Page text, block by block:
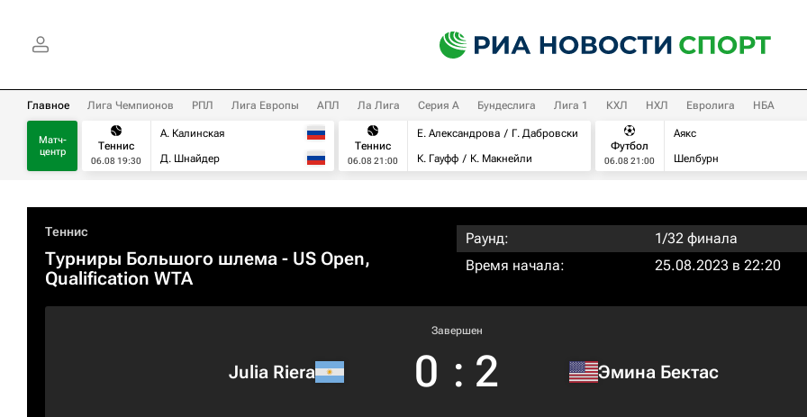
Главное Лига Чемпионов РПЛ Лига Европы АПЛ Ла Лига Серия А Бундеслига Лига 1 КХЛ НХЛ Евролига НБА
Матч-
центр
Теннис
06.08 19:30
А. Калинская
Д. Шнайдер
Теннис
06.08 21:00
Е. Александрова
Г. Дабровски
К. Гауфф
К. Макнейли
Футбол
06.08 21:00
Аякс
Шелбурн
Теннис
Турниры Большого шлема - US Open,
Qualification WTA
Раунд:
1/32 финала
Время начала:
25.08.2023 в 22:20
Julia Riera
Завершен
0 : 2 Эмина Бектас